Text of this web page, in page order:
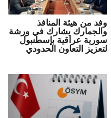
وفد من هيئة المنافذ
والجمارك يشارك في ورشة
سورية عراقية بإسطنبول
لتعزيز التعاون الحدودي